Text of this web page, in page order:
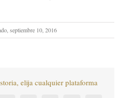
septiembre 10, 2016
elija cualquier plataforma